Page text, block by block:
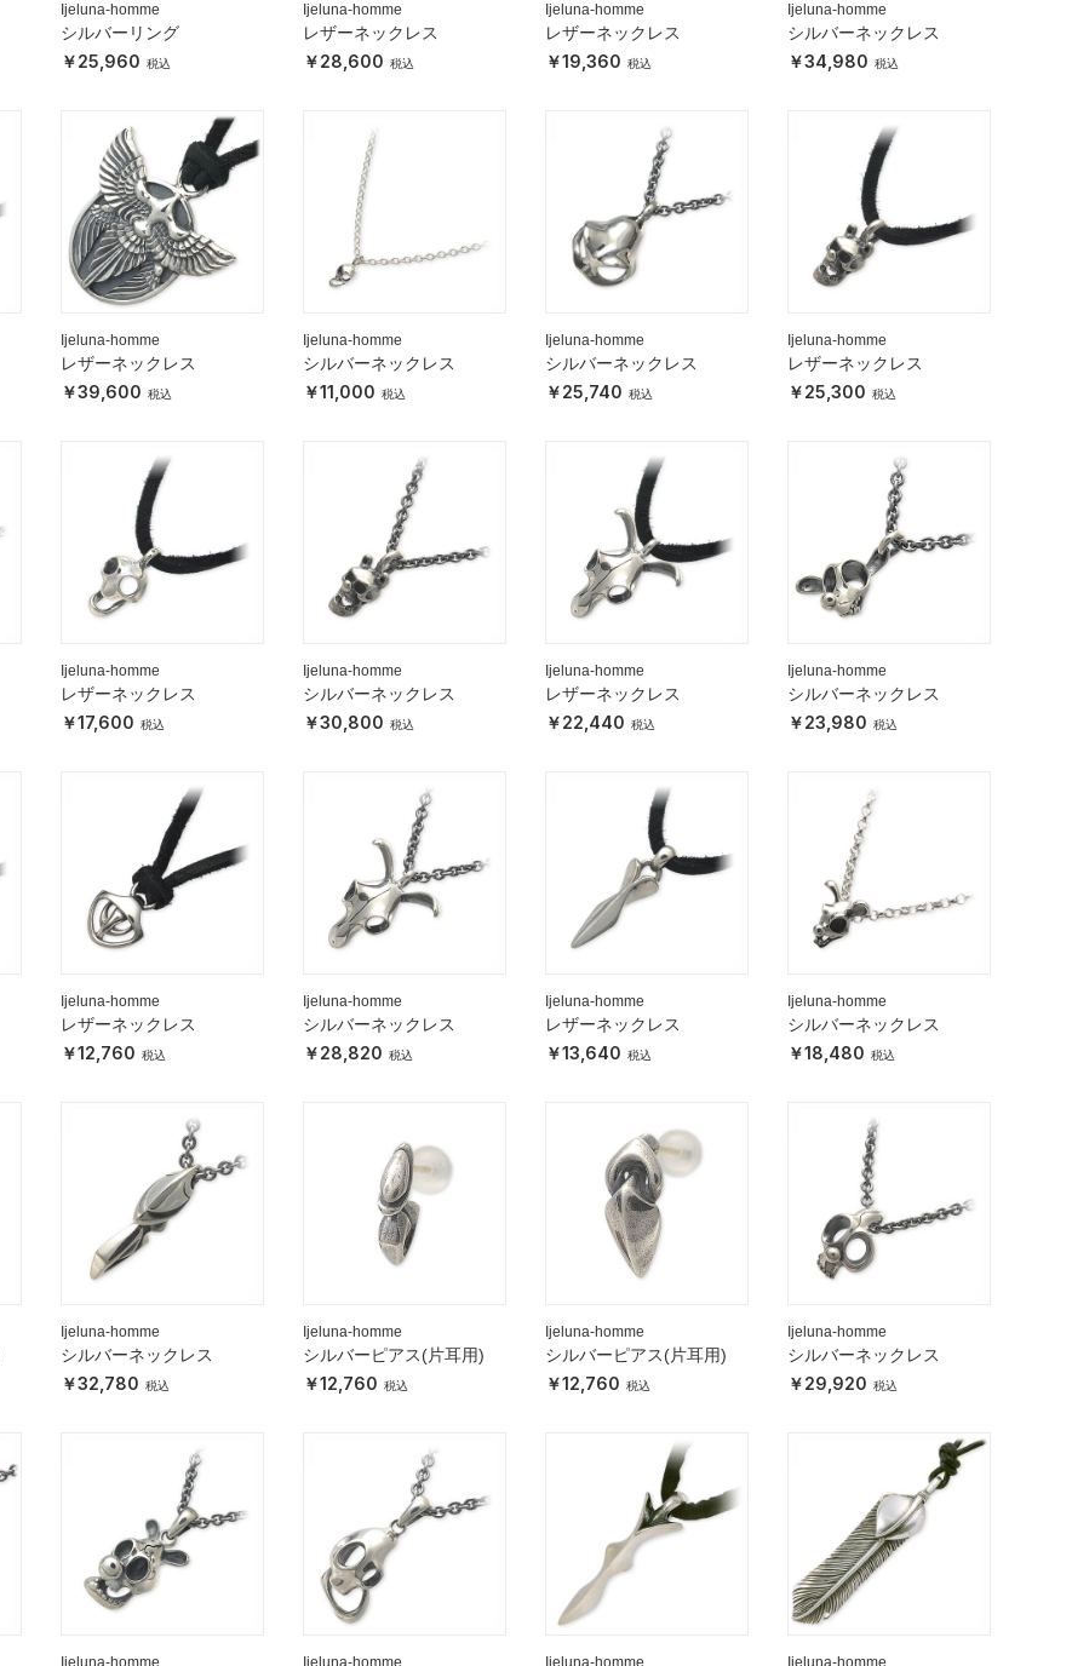
Ijeluna-homme
シルバーリング
25,960
Ijeluna-homme
レザーネックレス
28,600
Ijeluna-homme
レザーネックレス
19,360
Ijeluna-homme
シルバーネックレス
34,980
Ijeluna-homme
レザーネックレス
39,600
Ijeluna-homme
シルバーネックレス
11,000
Ijeluna-homme
シルバーネックレス
25,740
Ijeluna-homme
レザーネックレス
25,300
Ijeluna-homme
レザーネックレス
17,600
Ijeluna-homme
シルバーネックレス
30,800
Ijeluna-homme
レザーネックレス
22,440
Ijeluna-homme
シルバーネックレス
23,980
Ijeluna-homme
レザーネックレス
12,760
Ijeluna-homme
シルバーネックレス
28,820
Ijeluna-homme
レザーネックレス
13,640
Ijeluna-homme
シルバーネックレス
18,480
Ijeluna-homme
シルバーネックレス
32,780
Ijeluna-homme
シルバーピアス(片耳用)
12,760
Ijeluna-homme
シルバーピアス(片耳用)
12,760
Ijeluna-homme
シルバーネックレス
29,920
Ijeluna-homme Ijeluna-homme Ijeluna-homme Ijeluna-homme